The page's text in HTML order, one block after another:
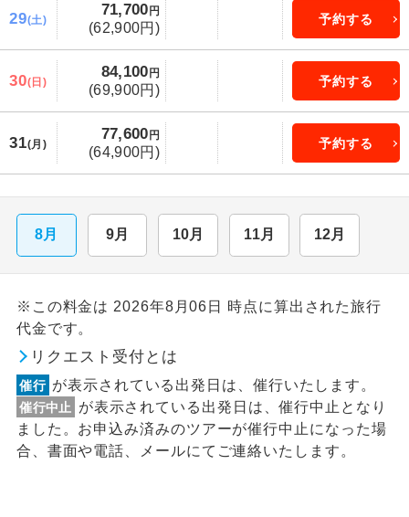
29(土)
71,700 円
(62,900円)
予約する
30(日)
84,100 円
(69,900円)
予約する
31(月)
77,600 円
(64,900円)
予約する
8月 9月 10月 11月 12月
※この料金は 2026年8月06日 時点に算出された旅行
代金です。
リクエスト受付とは
催行 が表示されている出発日は、催行いたします。
催行中止
が表示されている出発日は、催行中止となり
ました。お申込み済みのツアーが催行中止になった場
合、書面や電話、メールにてご連絡いたします。